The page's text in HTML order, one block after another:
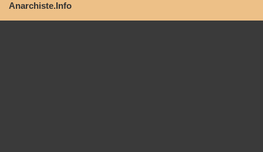
Anarchiste.Info